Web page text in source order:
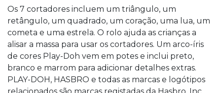
Os 7 cortadores incluem um triângulo, um
retângulo, um quadrado, um coração, uma lua, um
cometa e uma estrela. O rolo ajuda as crianças a
alisar a massa para usar os cortadores. Um arco-íris
de cores Play-Doh vem em potes e inclui preto,
branco e marrom para adicionar detalhes extras.
PLAY-DOH, HASBRO e todas as marcas e logótipos